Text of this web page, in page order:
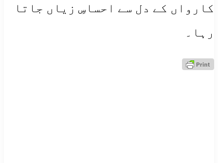
کارواں کے دل سے احساسِ زیاں جاتا
رہا۔